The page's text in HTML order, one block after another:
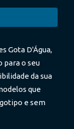
Gota D'Água,
para o seu
da sua
que
e sem